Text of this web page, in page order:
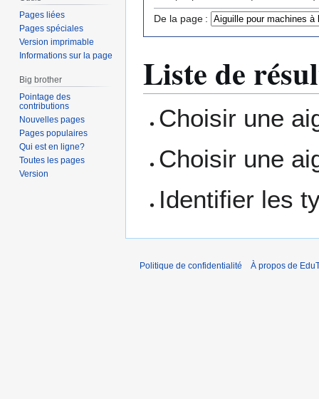
De la page :
Liste de
Choisir une
Choisir une
Identifier les
Pages liées
Pages spéciales
Version imprimable
Informations sur la page
Big brother
Pointage des
contributions
Nouvelles pages
Pages populaires
Qui est en ligne?
Toutes les pages
Version
Politique de confidentialité À propos de